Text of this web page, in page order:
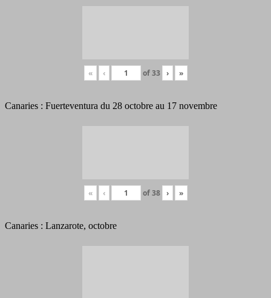
« ‹ of33 › »
Canaries : Fuerteventura du 28 octobre au 17 novembre
« ‹ of38 › »
Canaries : Lanzarote, octobre